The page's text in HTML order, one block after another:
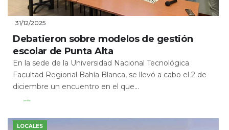
31/12/2025
Debatieron sobre modelos de gestión
escolar de Punta Alta
En la sede de la Universidad Nacional Tecnológica
Facultad Regional Bahía Blanca, se llevó a cabo el 2 de
diciembre un encuentro en el que...
Leer Más
LOCALES